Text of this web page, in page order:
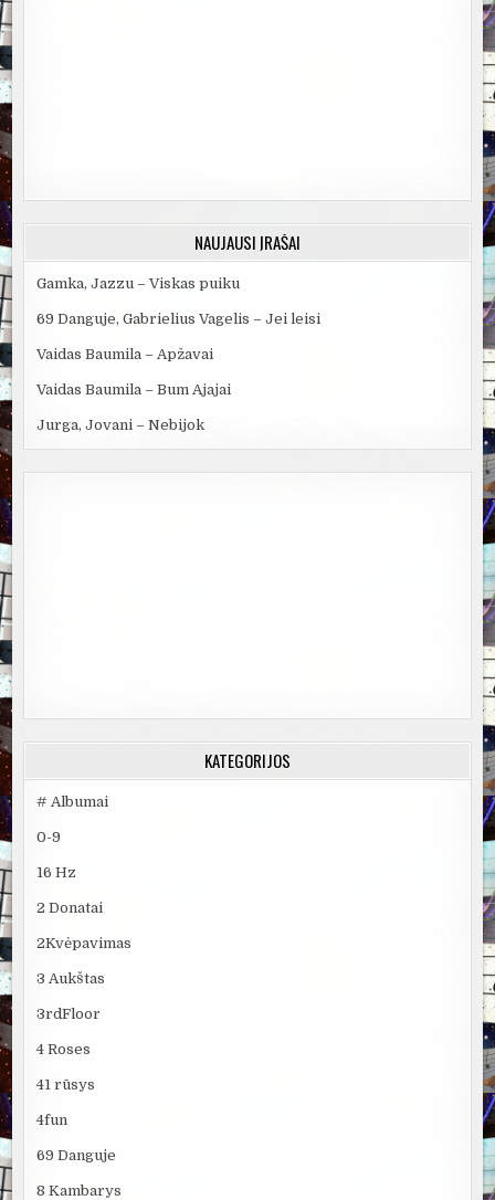
NAUJAUSI ĮRAŠAI
Gamka, Jazzu – Viskas puiku
69 Danguje, Gabrielius Vagelis – Jei leisi
Vaidas Baumila – Apžavai
Vaidas Baumila – Bum Ajajai
Jurga, Jovani – Nebijok
KATEGORIJOS
# Albumai
0-9
16 Hz
2 Donatai
2Kvėpavimas
3 Aukštas
3rdFloor
4 Roses
41 rūsys
4fun
69 Danguje
8 Kambarys